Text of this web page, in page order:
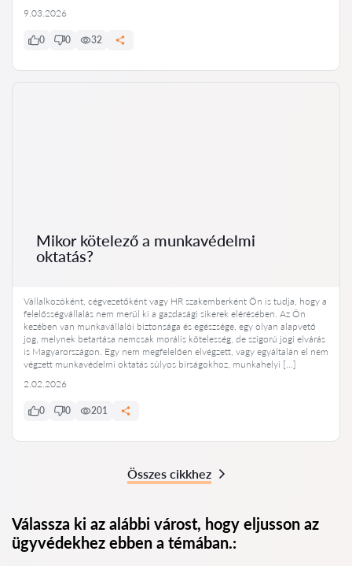
9.03.2026
0 0 32
Mikor kötelező a munkavédelmi
oktatás?
Vállalkozóként, cégvezetőként vagy HR szakemberként Ön is tudja, hogy a
felelősségvállalás nem merül ki a gazdasági sikerek elérésében. Az Ön
kezében van munkavállalói biztonsága és egészsége, egy olyan alapvető
jog, melynek betartása nemcsak morális kötelesség, de szigorú jogi elvárás
is Magyarországon. Egy nem megfelelően elvégzett, vagy egyáltalán el nem
végzett munkavédelmi oktatás súlyos bírságokhoz, munkahelyi […]
2.02.2026
0 0 201
Összes cikkhez
Válassza ki az alábbi várost, hogy eljusson az
ügyvédekhez ebben a témában.: